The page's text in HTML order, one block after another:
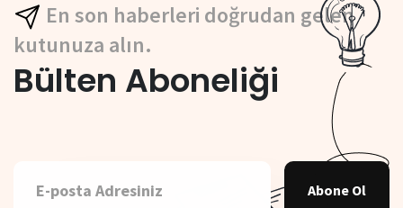
En son haberleri doğrudan gelen
kutunuza alın.
Bülten Aboneliği
Abone Ol